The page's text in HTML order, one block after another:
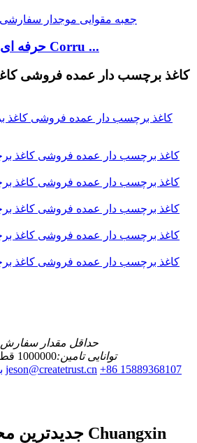
حرفه ای سفارشی Corru ...
کاغذ برچسب دار عمده فروشی
حداقل مقدار
توانایی تامین:1000000 قطعه/قطعات در هر ماه
jeson@createtrust.cn ‎+86 15889368107‎
جدیدترین محصول بسته‌بندی Chuangxin